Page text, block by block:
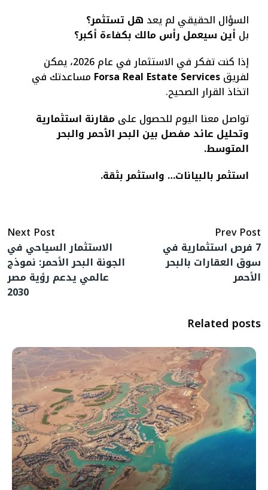
السؤال الحقيقي لم يعد هل تستثمر؟
بل أين سيعمل رأس مالك بكفاءة أكبر؟
إذا كنت تفكر في الاستثمار في عام 2026، يمكن
لفريقForsa Real Estate Services مساعدتك في
اتخاذ القرار الصحيح.
تواصل معنا اليوم للحصول على مقارنة استثمارية
وتحليل عائد مفصل بين البحر الأحمر والبحر
المتوسط.
استثمر بالبيانات… واستثمر بثقة.
Prev Post
7 فرص استثمارية في
سوق العقارات بالبحر
الأحمر
Next Post
الاستثمار السياحي في
الجونة البحر الأحمر: نموذج
عالمي يدعم رؤية مصر
2030
Related posts